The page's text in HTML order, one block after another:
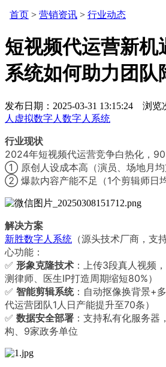
首页 > 营销资讯 > 行业动态
短视频代运营新机
系统如何助力团队
发布日期：2025-03-31 13:15:24 浏览
人 虚拟数字人 数字人系统
行业现状
2024年短视频代运营竞争白热化，
① 原创人设成本高（演员、场地月均
② 爆款内容产能不足（1个剪辑师日
解决方案
新胜数字人系统 （源头技术厂商，支
心功能：
✅ 形象克隆技术 ：上传3段真人视频
测律师、医生IP打造周期缩短80%）
✅ 智能剪辑系统：自动抠像换背景+
代运营团队1人日产能提升至70条）
✅ 数据安全部署 ：支持私有化服务器
构、9家政务单位